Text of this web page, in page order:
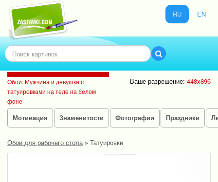
RU EN
Обои: Мужчина и девушка с
татуировками на теле на белом
фоне
Ваше разрешение: 448x896
Мотивация Знаменитости Фотографии Праздники
Обои для рабочего стола» Татуировки